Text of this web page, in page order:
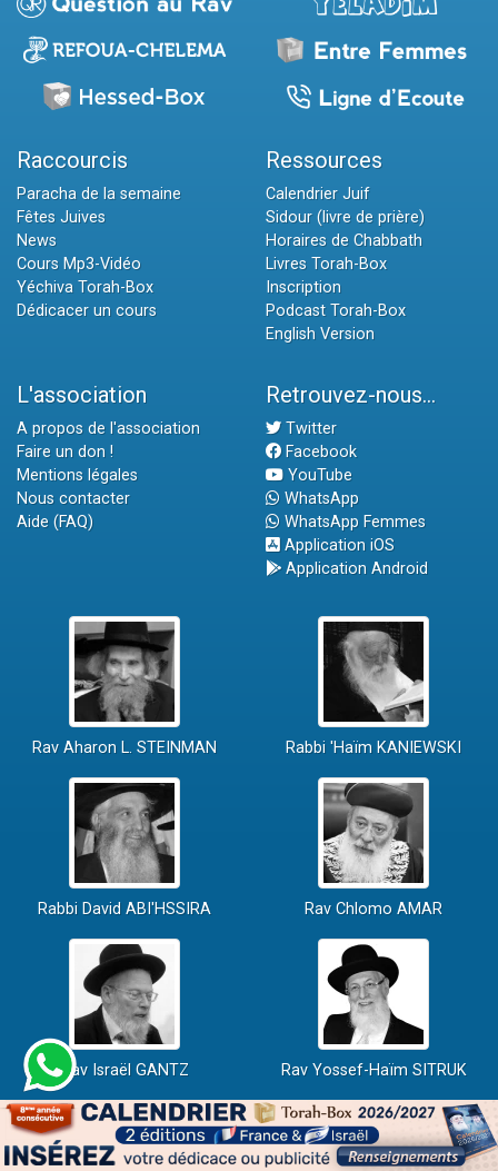
Raccourcis
Paracha de la semaine
Fêtes Juives
News
Cours Mp3-Vidéo
Yéchiva Torah-Box
Dédicacer un cours
Ressources
Calendrier Juif
Sidour (livre de prière)
Horaires de Chabbath
Livres Torah-Box
Inscription
Podcast Torah-Box
English Version
L'association
A propos de l'association
Faire un don !
Mentions légales
Nous contacter
Aide (FAQ)
Retrouvez-nous...
Twitter
Facebook
YouTube
WhatsApp
WhatsApp Femmes
Application iOS
Application Android
Rav Aharon L. STEINMAN Rabbi 'Haïm KANIEWSKI
Rabbi David ABI'HSSIRA Rav Chlomo AMAR
Rav Israël GANTZ Rav Yossef-Haïm SITRUK